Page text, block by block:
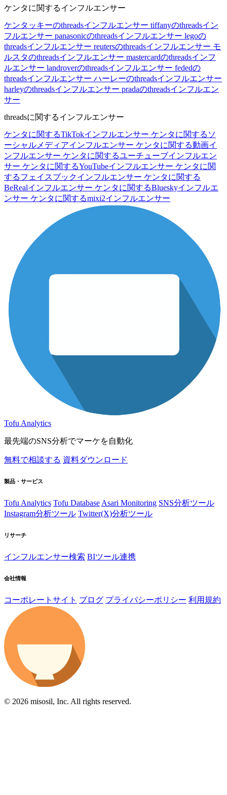
ケンタに関するインフルエンサー
ケンタッキーのthreadsインフルエンサー tiffanyのthreadsイン
フルエンサー panasonicのthreadsインフルエンサー legoの
threadsインフルエンサー reutersのthreadsインフルエンサー モ
ルスタのthreadsインフルエンサー mastercardのthreadsインフ
ルエンサー landroverのthreadsインフルエンサー fededの
threadsインフルエンサー ハーレーのthreadsインフルエンサー
harleyのthreadsインフルエンサー pradaのthreadsインフルエン
サー
threadsに関するインフルエンサー
ケンタに関するTikTokインフルエンサー ケンタに関するソ
ーシャルメディアインフルエンサー ケンタに関する動画イ
ンフルエンサー ケンタに関するユーチューブインフルエン
サー ケンタに関するYouTubeインフルエンサー ケンタに関
するフェイスブックインフルエンサー ケンタに関する
BeRealインフルエンサー ケンタに関するBlueskyインフルエ
ンサー ケンタに関するmixi2インフルエンサー
Tofu Analytics
最先端のSNS分析でマーケを自動化
無料で相談する 資料ダウンロード
製品・サービス
Tofu Analytics Tofu Database Asari Monitoring SNS分析ツール
Instagram分析ツール Twitter(X)分析ツール
リサーチ
インフルエンサー検索 BIツール連携
会社情報
コーポレートサイト ブログ プライバシーポリシー 利用規約
© 2026 misosil, Inc. All rights reserved.